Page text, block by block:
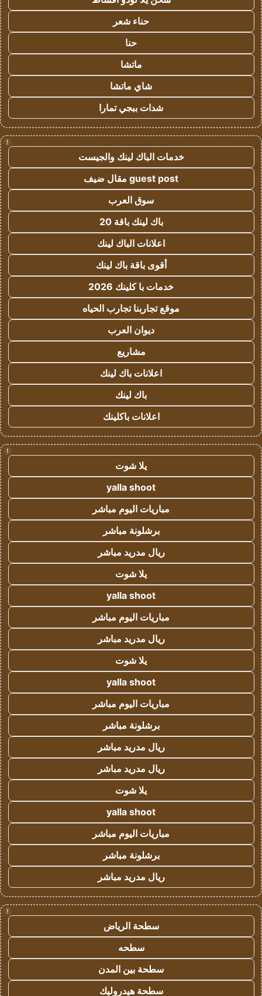
حناء شعر
حنا
ماتشا
شاي ماتشا
شدات ببجي تمارا
!
خدمات الباك لينك والجيست
guest post مقال ضيف
سوق العرب
باك لينك باقة 20
اعلانات الباك لينك
أقوى باقة باك لينك
خدمات با كلينك 2026
موقع تجاربنا تجارب الحياه
ديوان العرب
مشاريع
اعلانات باك لينك
باك لينك
اعلانات باكلينك
!
يلا شوت
yalla shoot
مباريات اليوم مباشر
برشلونة مباشر
ريال مدريد مباشر
يلا شوت
yalla shoot
مباريات اليوم مباشر
ريال مدريد مباشر
يلا شوت
yalla shoot
مباريات اليوم مباشر
برشلونة مباشر
ريال مدريد مباشر
ريال مدريد مباشر
يلا شوت
yalla shoot
مباريات اليوم مباشر
برشلونة مباشر
ريال مدريد مباشر
!
سطحة الرياض
سطحه
سطحة بين المدن
سطحة هيدروليك